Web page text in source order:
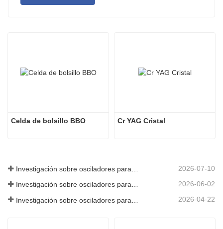
Celda de bolsillo BBO Cr YAG Cristal
2026-07-10
Investigación sobre osciladores paramétricos de infrarrojo medio - Parte 05 2026-06-02
2026-04-22